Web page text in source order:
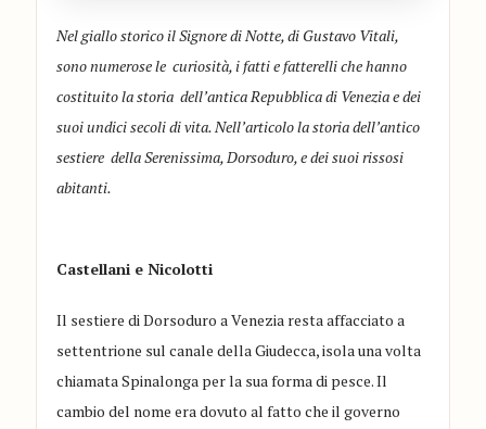
Nel giallo storico il Signore di Notte, di Gustavo Vitali,
sono numerose le curiosità, i fatti e fatterelli che hanno
costituito la storia dell’antica Repubblica di Venezia e dei
suoi undici secoli di vita. Nell’articolo la storia dell’antico
sestiere della Serenissima, Dorsoduro, e dei suoi rissosi
abitanti.
Castellani e Nicolotti
Il sestiere di Dorsoduro a Venezia resta affacciato a
settentrione sul canale della Giudecca, isola una volta
chiamata Spinalonga per la sua forma di pesce. Il
cambio del nome era dovuto al fatto che il governo